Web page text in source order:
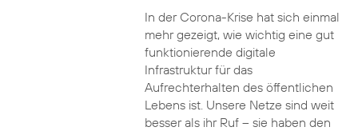
In der Corona-Krise hat sich einmal
mehr gezeigt, wie wichtig eine gut
funktionierende digitale
Infrastruktur für das
Aufrechterhalten des öffentlichen
Lebens ist. Unsere Netze sind weit
besser als ihr Ruf – sie haben den